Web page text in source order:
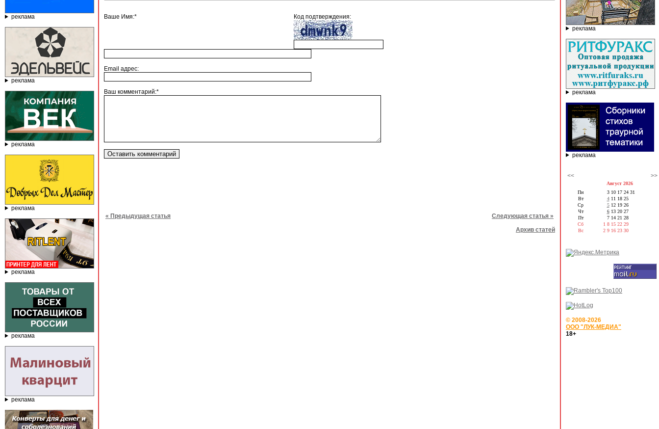
реклама
реклама
реклама
реклама
реклама
реклама
реклама
Код подтверждения:
Ваше Имя:*
Email адрес:
Ваш комментарий:*
« Предыдущая статья
Следующая статья »
Архив статей
реклама
реклама
реклама
<< >>
Август 2026
Пн
Вт
Ср
Чт
Пт
Сб
Вс
3 10 17 24 31
4 11 18 25
5 12 19 26
6 13 20 27
7 14 21 28
1 8 15 22 29
2 9 16 23 30
© 2008-2026
ООО "ЛУК-МЕДИА"
18+